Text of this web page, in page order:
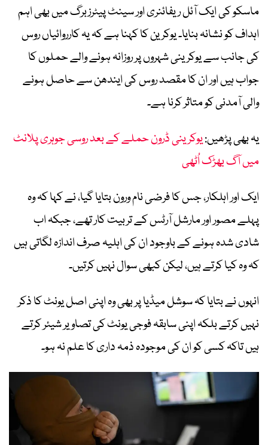
ماسکو کی ایک آئل ریفائنری اور سینٹ پیٹرزبرگ میں بھی اہم
اہداف کو نشانہ بنایا۔ یوکرین کا کہنا ہے کہ یہ کارروائیاں روس
کی جانب سے یوکرینی شہروں پر روزانہ ہونے والے حملوں کا
جواب ہیں اور ان کا مقصد روس کی ایندھن سے حاصل ہونے
والی آمدنی کو متاثر کرنا ہے۔
یہ بھی پڑھیں:یوکرینی ڈرون حملے کے بعد روسی جوہری پلانٹ
میں آگ بھڑک اُٹھی
ایک اور اہلکار، جس کا فرضی نام ورون بتایا گیا، نے کہا کہ وہ
پہلے مصور اور مارشل آرٹس کے تربیت کار تھے، جبکہ اب
شادی شدہ ہونے کے باوجود ان کی اہلیہ صرف اندازہ لگاتی ہیں
کہ وہ کیا کرتے ہیں، لیکن کبھی سوال نہیں کرتیں۔
انہوں نے بتایا کہ سوشل میڈیا پر بھی وہ اپنی اصل یونٹ کا ذکر
نہیں کرتے بلکہ اپنی سابقہ فوجی یونٹ کی تصاویر شیئر کرتے
ہیں تاکہ کسی کو ان کی موجودہ ذمہ داری کا علم نہ ہو۔